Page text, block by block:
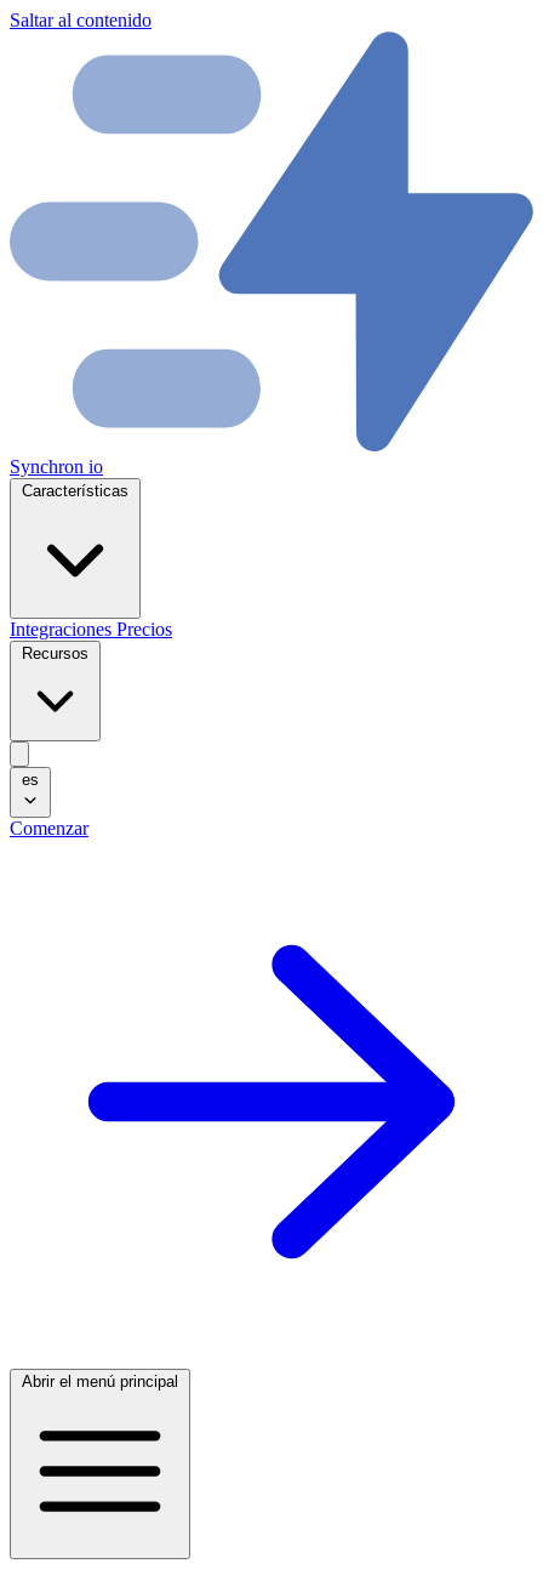
Saltar al contenido
Synchron io
Integraciones Precios
es
Comenzar
Abrir el menú principal